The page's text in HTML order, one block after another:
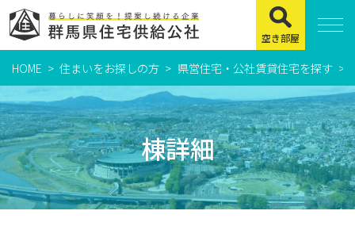
住まいをお探しの方
県営住宅
公社賃貸住宅
市営・町営住宅
空き部屋
HOME 住まいをお探しの方 県営住宅・公社賃貸住宅を探す
棟詳細